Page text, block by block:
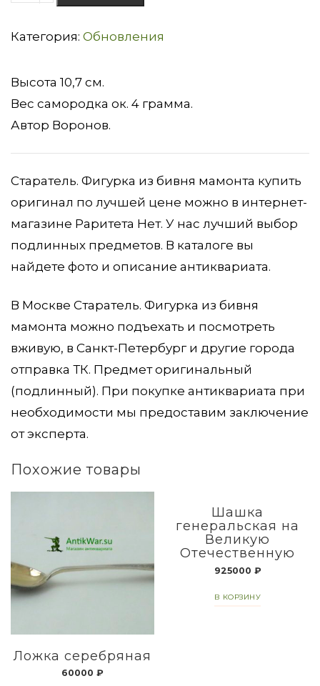
товара
Старатель.
Категория: Обновления
Высота 10,7 см.
Вес самородка ок. 4 грамма.
Автор Воронов.
Старатель. Фигурка из бивня мамонта купить
оригинал по лучшей цене можно в интернет-
магазине Раритета Нет. У нас лучший выбор
подлинных предметов. В каталоге вы
найдете фото и описание антиквариата.
В Москве Старатель. Фигурка из бивня
мамонта можно подъехать и посмотреть
вживую, в Санкт-Петербург и другие города
отправка ТК. Предмет оригинальный
(подлинный). При покупке антиквариата при
необходимости мы предоставим заключение
от эксперта.
Похожие товары
Ложка серебряная
60000 ₽
Шашка
генеральская на
Великую
Отечественную
925000 ₽
В КОРЗИНУ